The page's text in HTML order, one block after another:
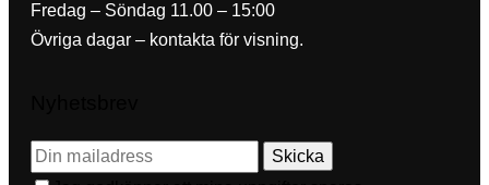
Fredag – Söndag 11.00 – 15:00
Övriga dagar – kontakta för visning.
Skicka